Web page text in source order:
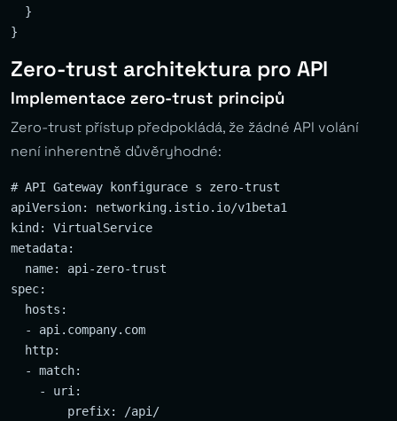
  }
Zero-trust architektura pro API
Implementace zero-trust principů
Zero-trust přístup předpokládá, že žádné API volání
není inherentně důvěryhodné:
# API Gateway konfigurace s zero-trust
apiVersion: networking.istio.io/v1beta1
kind: VirtualService
metadata:
  name: api-zero-trust
spec:
  hosts:
  - api.company.com
  http:
  - match:
    - uri:
        prefix: /api/